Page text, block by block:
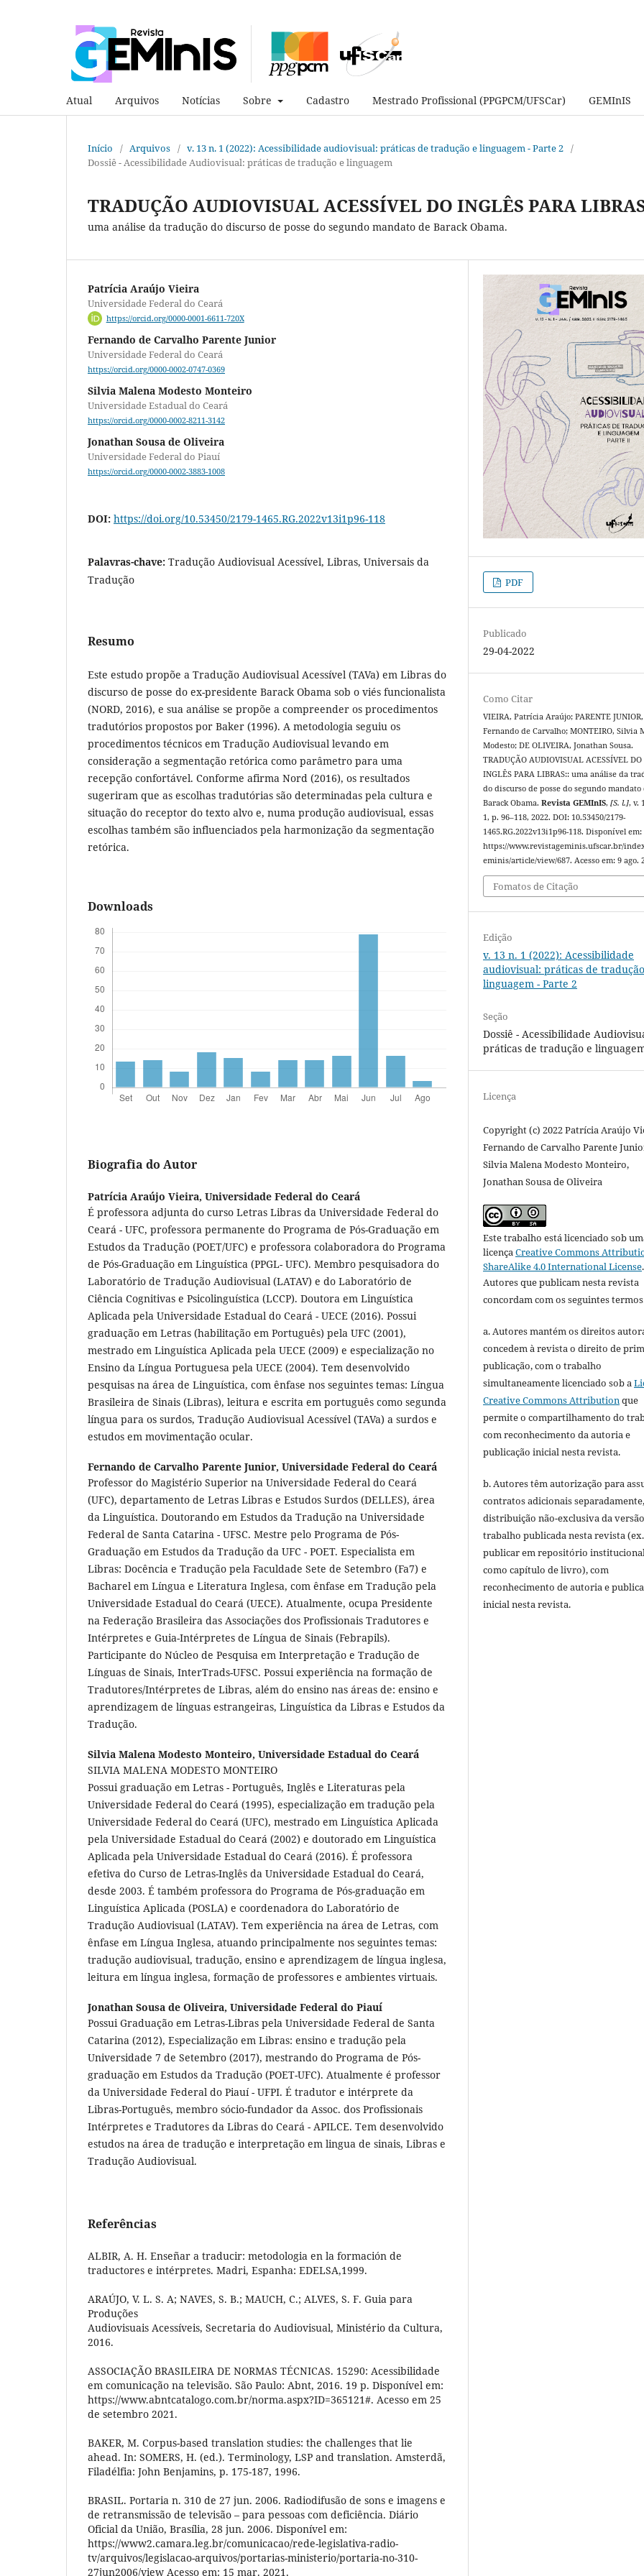
Atual Arquivos Notícias Sobre Cadastro Mestrado Profissional (PPGPCM/UFSCar) GEMInIS
Início / Arquivos / v. 13 n. 1 (2022): Acessibilidade audiovisual: práticas de tradução e linguagem - Parte 2 /
Dossiê - Acessibilidade Audiovisual: práticas de tradução e linguagem
TRADUÇÃO AUDIOVISUAL ACESSÍVEL DO INGLÊS PARA
uma análise da tradução do discurso de posse do segundo mandato de Barack Obama.
Patrícia Araújo Vieira
Universidade Federal do Ceará
https://orcid.org/0000-0001-6611-720X
Fernando de Carvalho Parente Junior
Universidade Federal do Ceará
https://orcid.org/0000-0002-0747-0369
Silvia Malena Modesto Monteiro
Universidade Estadual do Ceará
https://orcid.org/0000-0002-8211-3142
Jonathan Sousa de Oliveira
Universidade Federal do Piauí
https://orcid.org/0000-0002-3883-1008
DOI: https://doi.org/10.53450/2179-1465.RG.2022v13i1p96-118
Palavras-chave: Tradução Audiovisual Acessível, Libras, Universais da
Tradução
Resumo
Este estudo propõe a Tradução Audiovisual Acessível (TAVa) em Libras do
discurso de posse do ex-presidente Barack Obama sob o viés funcionalista
(NORD, 2016), e sua análise se propõe a compreender os procedimentos
tradutórios propostos por Baker (1996). A metodologia seguiu os
procedimentos técnicos em Tradução Audiovisual levando em
consideração a segmentação retórica como parâmetro para uma
recepção confortável. Conforme afirma Nord (2016), os resultados
sugeriram que as escolhas tradutórias são determinadas pela cultura e
situação do receptor do texto alvo e, numa produção audiovisual, essas
escolhas também são influenciados pela harmonização da segmentação
retórica.
Downloads
Biografia do Autor
Patrícia Araújo Vieira, Universidade Federal do Ceará
É professora adjunta do curso Letras Libras da Universidade Federal do
Ceará - UFC, professora permanente do Programa de Pós-Graduação em
Estudos da Tradução (POET/UFC) e professora colaboradora do Programa
de Pós-Graduação em Linguística (PPGL- UFC). Membro pesquisadora do
Laboratório de Tradução Audiovisual (LATAV) e do Laboratório de
Ciência Cognitivas e Psicolinguística (LCCP). Doutora em Linguística
Aplicada pela Universidade Estadual do Ceará - UECE (2016). Possui
graduação em Letras (habilitação em Português) pela UFC (2001),
mestrado em Linguística Aplicada pela UECE (2009) e especialização no
Ensino da Língua Portuguesa pela UECE (2004). Tem desenvolvido
pesquisas na área de Linguística, com ênfase nos seguintes temas: Língua
Brasileira de Sinais (Libras), leitura e escrita em português como segunda
língua para os surdos, Tradução Audiovisual Acessível (TAVa) a surdos e
estudos em movimentação ocular.
Fernando de Carvalho Parente Junior, Universidade Federal do Ceará
Professor do Magistério Superior na Universidade Federal do Ceará
(UFC), departamento de Letras Libras e Estudos Surdos (DELLES), área
da Linguística. Doutorando em Estudos da Tradução na Universidade
Federal de Santa Catarina - UFSC. Mestre pelo Programa de Pós-
Graduação em Estudos da Tradução da UFC - POET. Especialista em
Libras: Docência e Tradução pela Faculdade Sete de Setembro (Fa7) e
Bacharel em Língua e Literatura Inglesa, com ênfase em Tradução pela
Universidade Estadual do Ceará (UECE). Atualmente, ocupa Presidente
na Federação Brasileira das Associações dos Profissionais Tradutores e
Intérpretes e Guia-Intérpretes de Língua de Sinais (Febrapils).
Participante do Núcleo de Pesquisa em Interpretação e Tradução de
Línguas de Sinais, InterTrads-UFSC. Possui experiência na formação de
Tradutores/Intérpretes de Libras, além do ensino nas áreas de: ensino e
aprendizagem de línguas estrangeiras, Linguística da Libras e Estudos da
Tradução.
Silvia Malena Modesto Monteiro, Universidade Estadual do Ceará
SILVIA MALENA MODESTO MONTEIRO
Possui graduação em Letras - Português, Inglês e Literaturas pela
Universidade Federal do Ceará (1995), especialização em tradução pela
Universidade Federal do Ceará (UFC), mestrado em Linguística Aplicada
pela Universidade Estadual do Ceará (2002) e doutorado em Linguística
Aplicada pela Universidade Estadual do Ceará (2016). É professora
efetiva do Curso de Letras-Inglês da Universidade Estadual do Ceará,
desde 2003. É também professora do Programa de Pós-graduação em
Linguística Aplicada (POSLA) e coordenadora do Laboratório de
Tradução Audiovisual (LATAV). Tem experiência na área de Letras, com
ênfase em Língua Inglesa, atuando principalmente nos seguintes temas:
tradução audiovisual, tradução, ensino e aprendizagem de língua inglesa,
leitura em língua inglesa, formação de professores e ambientes virtuais.
Jonathan Sousa de Oliveira, Universidade Federal do Piauí
Possui Graduação em Letras-Libras pela Universidade Federal de Santa
Catarina (2012), Especialização em Libras: ensino e tradução pela
Universidade 7 de Setembro (2017), mestrando do Programa de Pós-
graduação em Estudos da Tradução (POET-UFC). Atualmente é professor
da Universidade Federal do Piauí - UFPI. É tradutor e intérprete da
Libras-Português, membro sócio-fundador da Assoc. dos Profissionais
Intérpretes e Tradutores da Libras do Ceará - APILCE. Tem desenvolvido
estudos na área de tradução e interpretação em lingua de sinais, Libras e
Tradução Audiovisual.
Referências
ALBIR, A. H. Enseñar a traducir: metodologia en la formación de
traductores e intérpretes. Madri, Espanha: EDELSA,1999.
ARAÚJO, V. L. S. A; NAVES, S. B.; MAUCH, C.; ALVES, S. F. Guia para
Produções
Audiovisuais Acessíveis, Secretaria do Audiovisual, Ministério da Cultura,
2016.
ASSOCIAÇÃO BRASILEIRA DE NORMAS TÉCNICAS. 15290: Acessibilidade
em comunicação na televisão. São Paulo: Abnt, 2016. 19 p. Disponível em:
https://www.abntcatalogo.com.br/norma.aspx?ID=365121#. Acesso em 25
de setembro 2021.
BAKER, M. Corpus-based translation studies: the challenges that lie
ahead. In: SOMERS, H. (ed.). Terminology, LSP and translation. Amsterdã,
Filadélfia: John Benjamins, p. 175-187, 1996.
BRASIL. Portaria n. 310 de 27 jun. 2006. Radiodifusão de sons e imagens e
de retransmissão de televisão – para pessoas com deficiência. Diário
Oficial da União, Brasília, 28 jun. 2006. Disponível em:
https://www2.camara.leg.br/comunicacao/rede-legislativa-radio-
tv/arquivos/legislacao-arquivos/portarias-ministerio/portaria-no-310-
27jun2006/view Acesso em: 15 mar. 2021.
PDF
Publicado
29-04-2022
Como Citar
VIEIRA, Patrícia Araújo; PARENTE JUNIOR,
Fernando de Carvalho; MONTEIRO, Silvia
Modesto; DE OLIVEIRA, Jonathan Sousa.
TRADUÇÃO AUDIOVISUAL ACESSÍVEL DO
INGLÊS PARA LIBRAS:: uma análise da
do discurso de posse do segundo mandato
Barack Obama.Revista GEMInIS,[S. l.], v.
1, p. 96–118, 2022. DOI: 10.53450/2179-
1465.RG.2022v13i1p96-118. Disponível em:
https://www.revistageminis.ufscar.br/
eminis/article/view/687. Acesso em: 9 ago.
Fomatos de Citação
Edição
v. 13 n. 1 (2022): Acessibilidade
audiovisual: práticas de
linguagem - Parte 2
Seção
Dossiê - Acessibilidade
práticas de tradução e
Licença
Copyright (c) 2022 Patrícia Araújo
Fernando de Carvalho Parente
Silvia Malena Modesto Monteiro,
Jonathan Sousa de Oliveira
Este trabalho está licenciado sob
licençaCreative Commons
ShareAlike 4.0 International License.
Autores que publicam nesta revista
concordam com os seguintes
a. Autores mantém os direitos
concedem à revista o direito de
publicação, com o trabalho
simultaneamente licenciado sob a
Creative Commons Attributionque
permite o compartilhamento do
com reconhecimento da autoria e
publicação inicial nesta revista.
b. Autores têm autorização para
contratos adicionais
distribuição não-exclusiva da
trabalho publicada nesta revista
publicar em repositório
como capítulo de livro), com
reconhecimento de autoria e
inicial nesta revista.